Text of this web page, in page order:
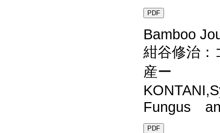
PDF
Bamboo
紺谷修治
産ー
Fungus
PDF